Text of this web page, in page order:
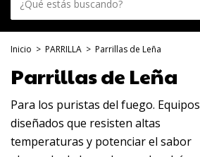
Inicio > PARRILLA > Parrillas de Leña
Parrillas de Leña
Para los puristas del fuego. Equipos
diseñados que resisten altas
temperaturas y potenciar el sabor